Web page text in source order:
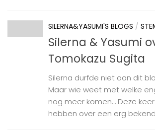
SILERNA&YASUMI'S BLOGS /
Silerna & Yasumi
Tomokazu Sugita
Silerna durfde niet aan dit
Maar wie weet met welke
nog meer komen… Deze
hebben over een erg